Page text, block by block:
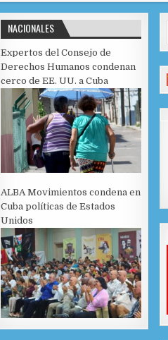
NACIONALES
Expertos del Consejo de
Derechos Humanos condenan
cerco de EE. UU. a Cuba
ALBA Movimientos condena en
Cuba políticas de Estados
Unidos